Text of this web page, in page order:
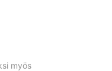
myös